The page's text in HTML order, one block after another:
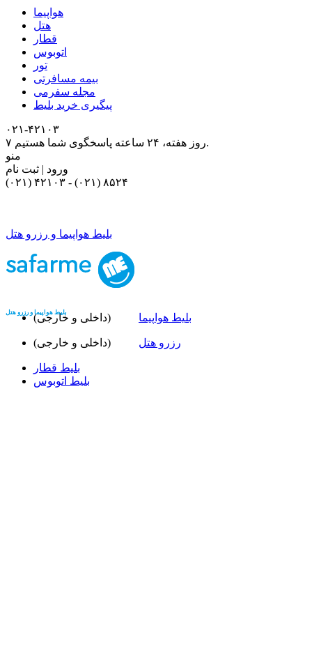
هواپیما
هتل
قطار
اتوبوس
تور
بیمه مسافرتی
مجله سفرمی
پیگیری خرید بلیط
۰۲۱-۴٢١٠٣
۷ روز هفته، ۲۴ ساعته پاسخگوی شما هستیم.
منو
ورود | ثبت نام
- (۰۲۱) ۸۵۲۴
بلیط هواپیما و رزرو هتل
بلیط هواپیما و رزرو هتل بلیط هواپیما (داخلی و خارجی)
رزرو هتل (داخلی و خارجی)
بلیط قطار
بلیط اتوبوس